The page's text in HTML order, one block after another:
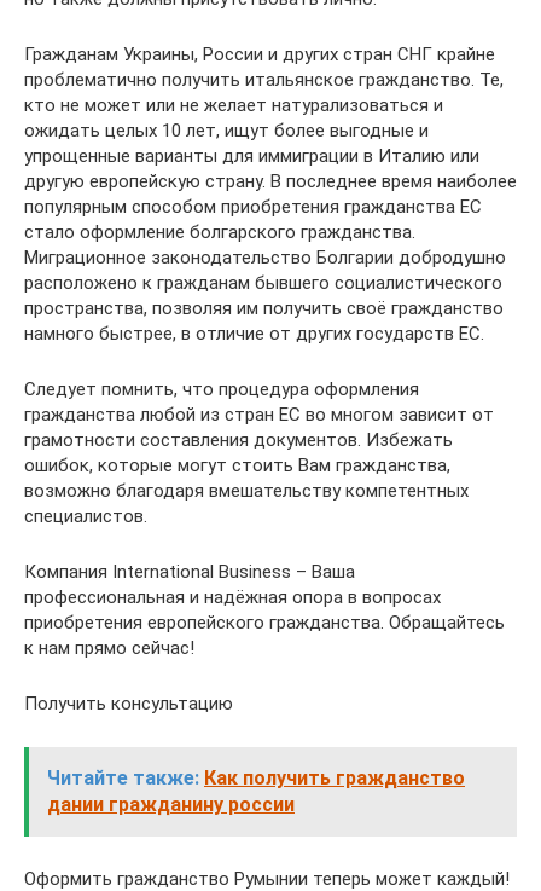
Гражданам Украины, России и других стран СНГ крайне
проблематично получить итальянское гражданство. Те,
кто не может или не желает натурализоваться и
ожидать целых 10 лет, ищут более выгодные и
упрощенные варианты для иммиграции в Италию или
другую европейскую страну. В последнее время наиболее
популярным способом приобретения гражданства ЕС
стало оформление болгарского гражданства.
Миграционное законодательство Болгарии добродушно
расположено к гражданам бывшего социалистического
пространства, позволяя им получить своё гражданство
намного быстрее, в отличие от других государств ЕС.
Следует помнить, что процедура оформления
гражданства любой из стран ЕС во многом зависит от
грамотности составления документов. Избежать
ошибок, которые могут стоить Вам гражданства,
возможно благодаря вмешательству компетентных
специалистов.
Компания International Business – Ваша
профессиональная и надёжная опора в вопросах
приобретения европейского гражданства. Обращайтесь
к нам прямо сейчас!
Получить консультацию
Читайте также: Как получить гражданство
дании гражданину россии
Оформить гражданство Румынии теперь может каждый!